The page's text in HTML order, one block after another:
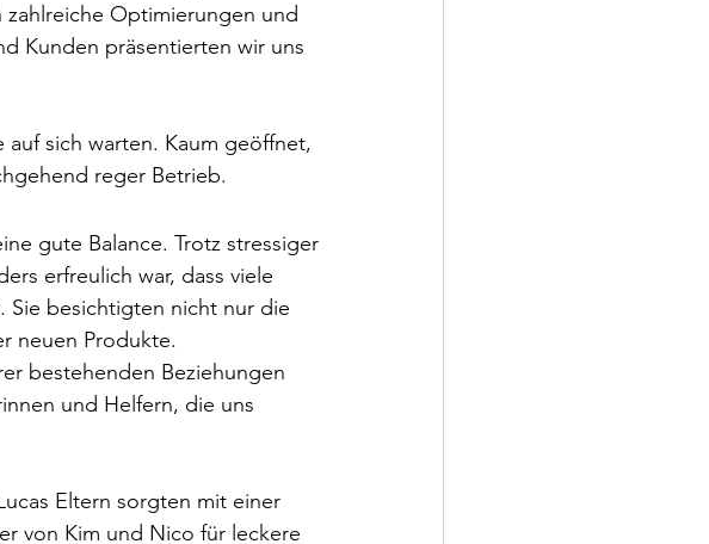
Optimierungen und
Kunden präsentierten wir uns
sich warten. Kaum geöffnet,
reger Betrieb.
gute Balance. Trotz stressiger
erfreulich war, dass viele
Sie besichtigten nicht nur die
neuen Produkte.
bestehenden Beziehungen
und Helfern, die uns
Eltern sorgten mit einer
von Kim und Nico für leckere